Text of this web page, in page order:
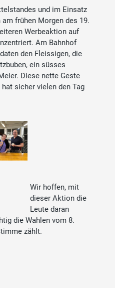
und im Einsatz
frühen Morgen des 19.
Werbeaktion auf
Am Bahnhof
den Fleissigen, die
ein süsses
Diese nette Geste
sicher vielen den Tag
Wir hoffen, mit
dieser Aktion die
Leute daran
die Wahlen vom 8.
zählt.